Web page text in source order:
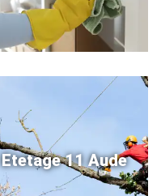
Etetage 11 Aude